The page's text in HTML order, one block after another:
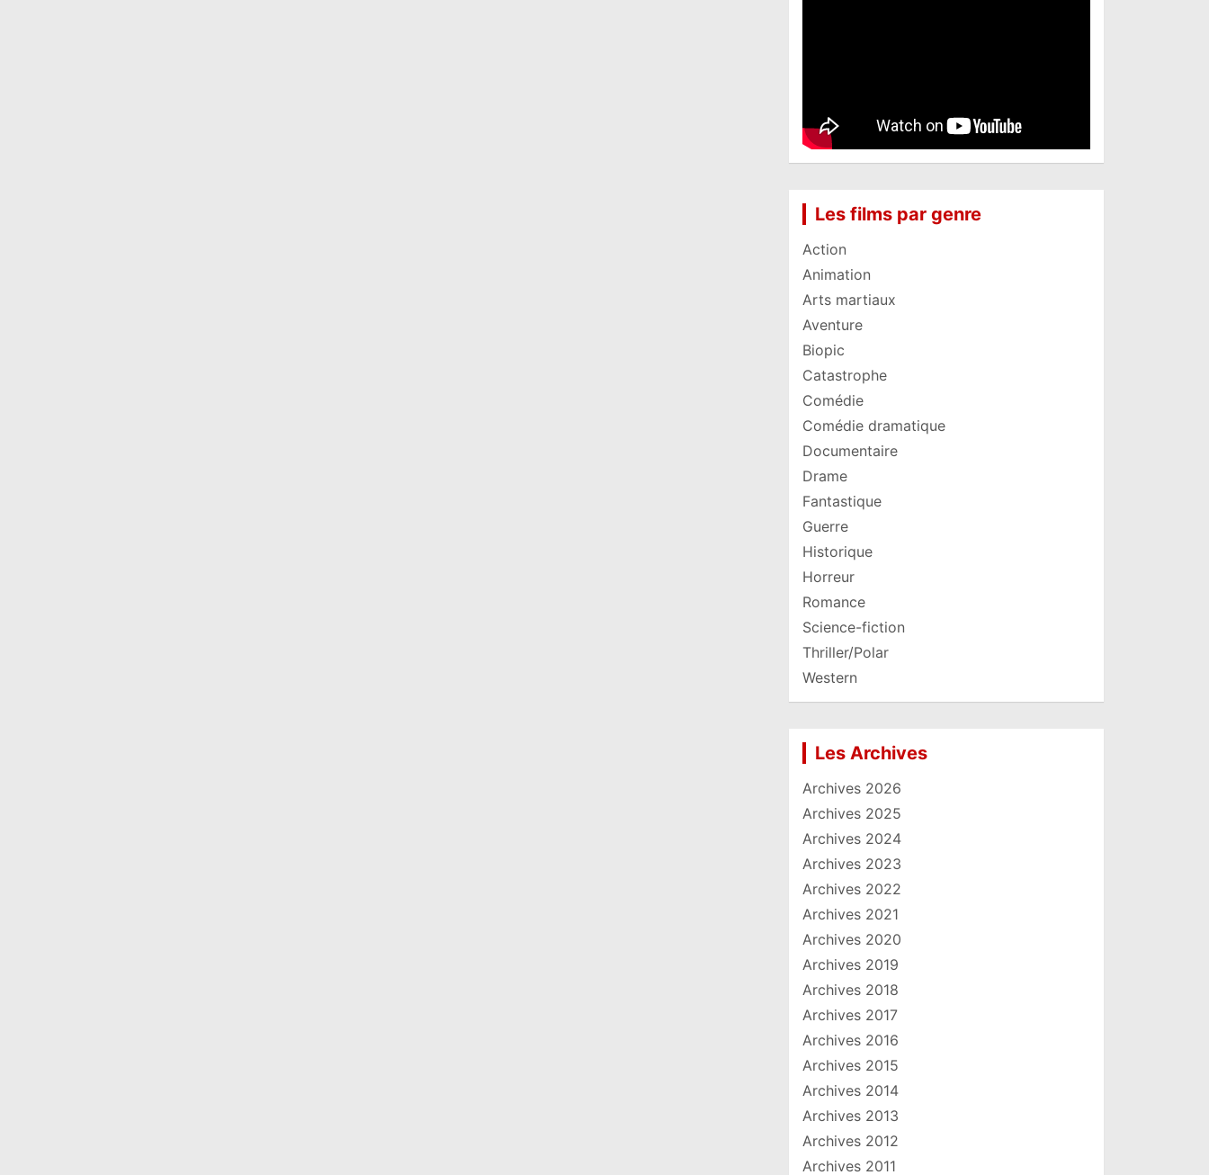
Les films par genre
Action
Animation
Arts martiaux
Aventure
Biopic
Catastrophe
Comédie
Comédie dramatique
Documentaire
Drame
Fantastique
Guerre
Historique
Horreur
Romance
Science-fiction
Thriller/Polar
Western
Les Archives
Archives 2026
Archives 2025
Archives 2024
Archives 2023
Archives 2022
Archives 2021
Archives 2020
Archives 2019
Archives 2018
Archives 2017
Archives 2016
Archives 2015
Archives 2014
Archives 2013
Archives 2012
Archives 2011